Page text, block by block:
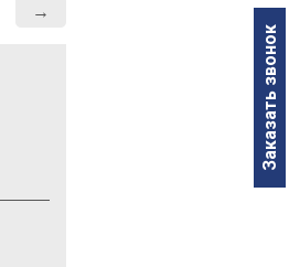
Заказать звонок
Наименование параметра